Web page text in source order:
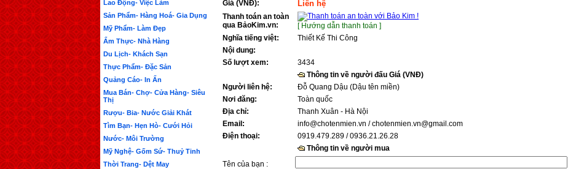
Lao Động- Việc Làm
Sản Phẩm- Hàng Hoá- Gia Dụng
Mỹ Phẩm- Làm Đẹp
Ẩm Thực- Nhà Hàng
Du Lịch- Khách Sạn
Thực Phẩm- Đặc Sản
Quảng Cáo- In Ấn
Mua Bán- Chợ- Cửa Hàng- Siêu
Thị
Rượu- Bia- Nước Giải Khát
Tìm Bạn- Hẹn Hò- Cưới Hỏi
Nước- Môi Trường
Mỹ Nghệ- Gốm Sứ- Thuỷ Tinh
Thời Trang- Dệt May
Giá (VNĐ):
Liên hệ
Thanh toán an toàn
qua BảoKim.vn:
[ Hướng dẫn thanh toán ]
Nghĩa tiếng việt:
Thiết Kế Thi Công
Nội dung:
Số lượt xem:
3434
Thông tin về người đấu Giá (VNĐ)
Người liên hệ:
Đỗ Quang Dậu (Dậu tên miền)
Nơi đăng:
Toàn quốc
Địa chỉ:
Thanh Xuân - Hà Nội
Email:
info@chotenmien.vn / chotenmien.vn@gmail.com
Điện thoại:
0919.479.289 / 0936.21.26.28
Thông tin về người mua
Tên của bạn :